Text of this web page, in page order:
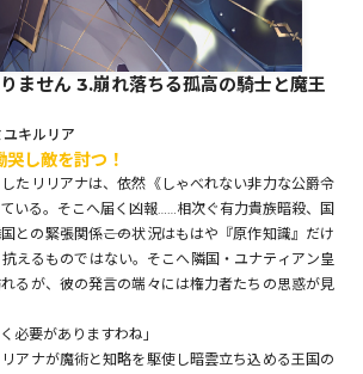
コミックガルド
コミッククリエ
コミックパルフェ
ません 3.崩れ落ちる孤高の騎士と魔王
キルリア
哭し敵を討つ！
たリリアナは、依然《しゃべれない非力な公爵令
いる。そこへ届く凶報……相次ぐ有力貴族暗殺、国
との緊張関係――この状況はもはや『原作知識』だけ
えるものではない。そこへ隣国・ユナティアン皇
るが、彼の発言の端々には権力者たちの思惑が見
必要がありますわね」
アナが魔術と知略を駆使し暗雲立ち込める王国の